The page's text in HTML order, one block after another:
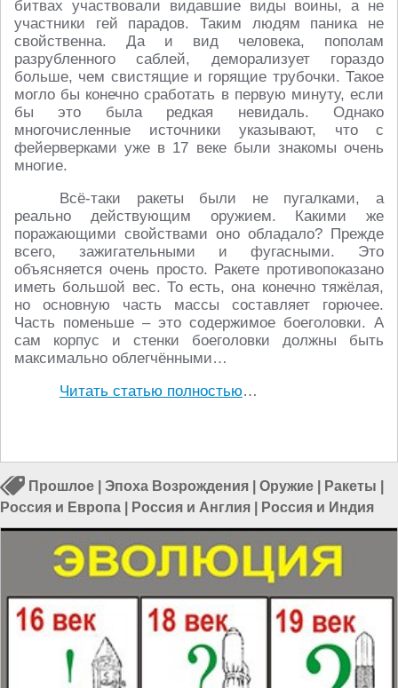
битвах участвовали видавшие виды воины, а не
участники гей парадов. Таким людям паника не
свойственна. Да и вид человека, пополам
разрубленного саблей, деморализует гораздо
больше, чем свистящие и горящие трубочки. Такое
могло бы конечно сработать в первую минуту, если
бы это была редкая невидаль. Однако
многочисленные источники указывают, что с
фейерверками уже в 17 веке были знакомы очень
многие.
Всё-таки ракеты были не пугалками, а
реально действующим оружием. Какими же
поражающими свойствами оно обладало? Прежде
всего, зажигательными и фугасными. Это
объясняется очень просто. Ракете противопоказано
иметь большой вес. То есть, она конечно тяжёлая,
но основную часть массы составляет горючее.
Часть поменьше – это содержимое боеголовки. А
сам корпус и стенки боеголовки должны быть
максимально облегчёнными…
Читать статью полностью…
Прошлое Эпоха Возрождения Оружие Ракеты
Россия и Европа
Россия и Англия Россия и Индия